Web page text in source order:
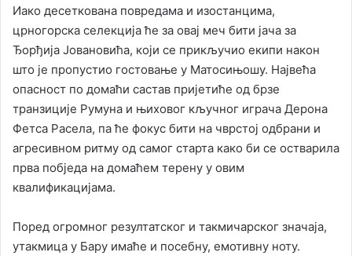
Иако десеткована повредама и изостанцима,
црногорска селекција ће за овај меч бити јача за
Ђорђија Јовановића, који се прикључио екипи након
што је пропустио гостовање у Матосињошу. Највећа
опасност по домаћи састав пријетиће од брзе
транзиције Румуна и њиховог кључног играча Дерона
Фетса Расела, па ће фокус бити на чврстој одбрани и
агресивном ритму од самог старта како би се остварила
прва побједа на домаћем терену у овим
квалификацијама.
Поред огромног резултатског и такмичарског значаја,
утакмица у Бару имаће и посебну, емотивну ноту.